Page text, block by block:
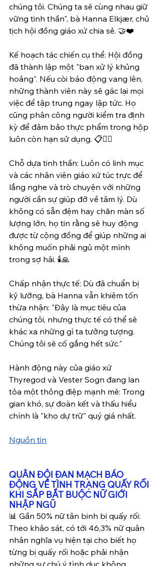
chúng tôi. Chúng ta sẽ cùng nhau giữ
vững tinh thần", bà Hanna Elkjær, chủ
tịch hội đồng giáo xứ chia sẻ. 🤝❤️
Kế hoạch tác chiến cụ thể: Hội đồng
đã thành lập một "ban xử lý khủng
hoảng". Nếu còi báo động vang lên,
những thành viên này sẽ gác lại mọi
việc để tập trung ngay lập tức. Họ
cũng phân công người kiểm tra định
kỳ để đảm bảo thực phẩm trong hộp
luôn còn hạn sử dụng. 📋🏃‍♂️
Chỗ dựa tinh thần: Luôn có linh mục
và các nhân viên giáo xứ túc trực để
lắng nghe và trò chuyện với những
người cần sự giúp đỡ về tâm lý. Dù
không có sẵn đệm hay chăn màn số
lượng lớn, họ tin rằng sẽ huy động
được từ cộng đồng để giúp những ai
không muốn phải ngủ một mình
trong sợ hãi. 🕯️🙏
Chấp nhận thực tế: Dù đã chuẩn bị
kỹ lưỡng, bà Hanna vẫn khiêm tốn
thừa nhận: "Đây là mục tiêu của
chúng tôi, nhưng thực tế có thể sẽ
khác xa những gì ta tưởng tượng.
Chúng tôi sẽ cố gắng hết sức."
Hành động này của giáo xứ
Thyregod và Vester Sogn đang lan
tỏa một thông điệp mạnh mẽ: Trong
gian khó, sự đoàn kết và thấu hiểu
chính là "kho dự trữ" quý giá nhất.
Nguồn tin
QUÂN ĐỘI ĐAN MẠCH BÁO
ĐỘNG VỀ TÌNH TRẠNG QUẤY RỐI
KHI SẮP BẮT BUỘC NỮ GIỚI
NHẬP NGŨ
📊 Gần 50% nữ tân binh bị quấy rối:
Theo khảo sát, có tới 46,3% nữ quân
nhân nghĩa vụ hiện tại cho biết họ
từng bị quấy rối hoặc phải nhận
những sự chú ý tình dục không